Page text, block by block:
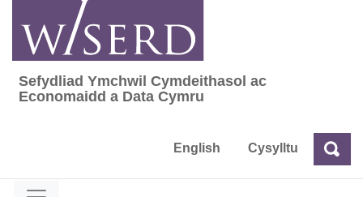
content
Sefydliad Ymchwil Cymdeithasol ac
Sefydliad Ymchwil Cymdeithasol ac
Economaidd a Data Cymru
English Cysylltu Chwilio